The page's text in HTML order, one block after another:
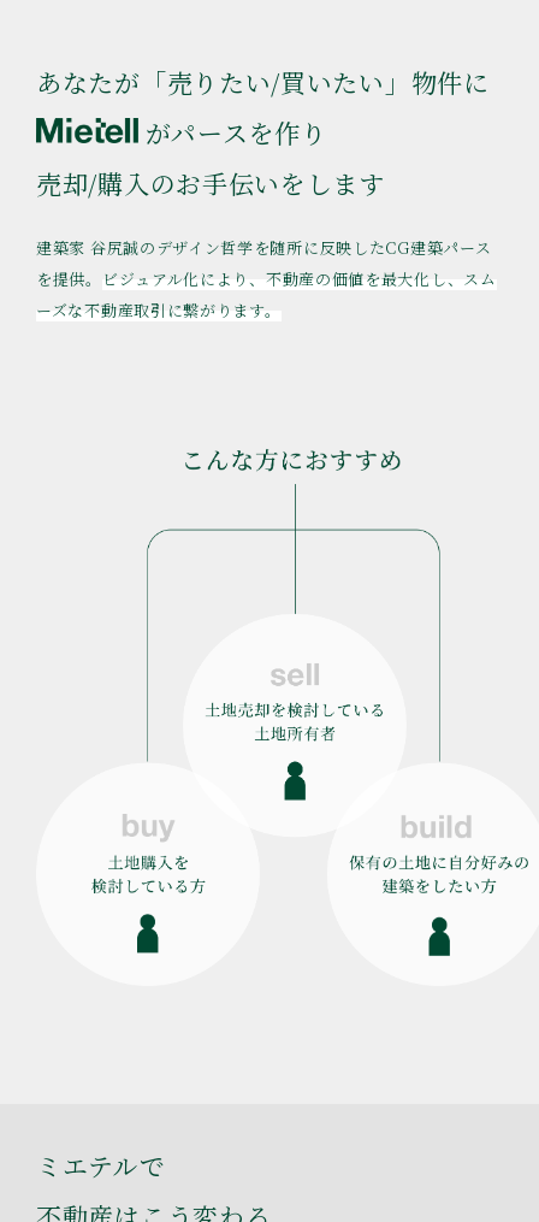
あなたが「売りたい/買いたい」物件に
がパースを作り
売却/購入のお手伝いをします
建築家 谷尻誠のデザイン哲学を随所に反映したCG建築パース
を提供。
ビジュアル化により、不動産の価値を最大化し、スム
ーズな不動産取引に繋がります。
ミエテルで